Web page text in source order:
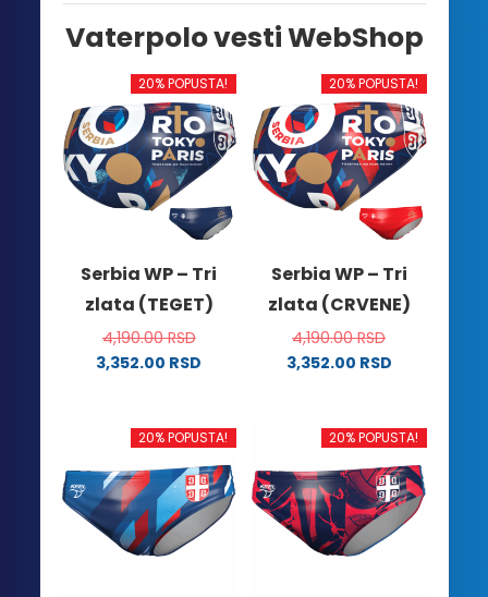
Vaterpolo vesti WebShop
20% POPUSTA!
Serbia WP – Tri
zlata (TEGET)
4,190.00RSD
3,352.00 RSD
ima
varijanti.
Opcije
mogu
biti
20% POPUSTA!
Serbia WP – Tri
zlata (CRVENE)
4,190.00RSD
3,352.00 RSD
ima
varijanti.
Opcije
mogu
biti
20% POPUSTA! 20% POPUSTA!